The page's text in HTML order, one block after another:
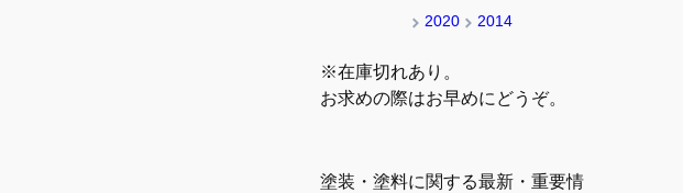
2020
2014
※在庫切れあり。
お求めの際はお早めにどうぞ。
塗装・塗料に関する最新・重要情